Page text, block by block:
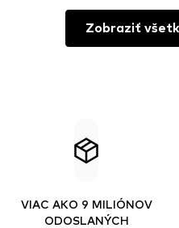
Zobraziť
VIAC AKO 9 MILIÓNOV
ODOSLANÝCH